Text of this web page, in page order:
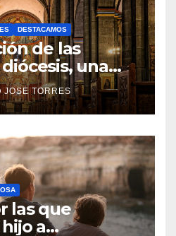
A
Y
C
O
M
N
T
A
R
I
DESTACAMOS
de las
una
el futuro de
JOSE TORRES
N
O
H
A
Y
las que
a